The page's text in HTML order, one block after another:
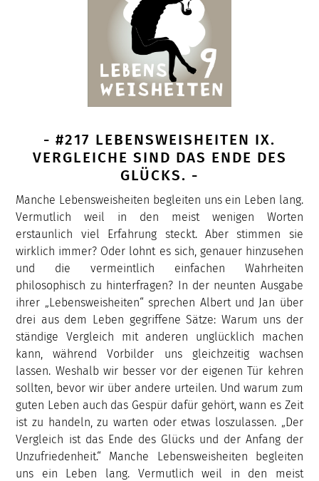
- #217 LEBENSWEISHEITEN IX.
VERGLEICHE SIND DAS ENDE DES
GLÜCKS. -
Manche Lebensweisheiten begleiten uns ein Leben lang.
Vermutlich weil in den meist wenigen Worten
erstaunlich viel Erfahrung steckt. Aber stimmen sie
wirklich immer? Oder lohnt es sich, genauer hinzusehen
und die vermeintlich einfachen Wahrheiten
philosophisch zu hinterfragen? In der neunten Ausgabe
ihrer „Lebensweisheiten“ sprechen Albert und Jan über
drei aus dem Leben gegriffene Sätze: Warum uns der
ständige Vergleich mit anderen unglücklich machen
kann, während Vorbilder uns gleichzeitig wachsen
lassen. Weshalb wir besser vor der eigenen Tür kehren
sollten, bevor wir über andere urteilen. Und warum zum
guten Leben auch das Gespür dafür gehört, wann es Zeit
ist zu handeln, zu warten oder etwas loszulassen. „Der
Vergleich ist das Ende des Glücks und der Anfang der
Unzufriedenheit.“ Manche Lebensweisheiten begleiten
uns ein Leben lang. Vermutlich weil in den meist